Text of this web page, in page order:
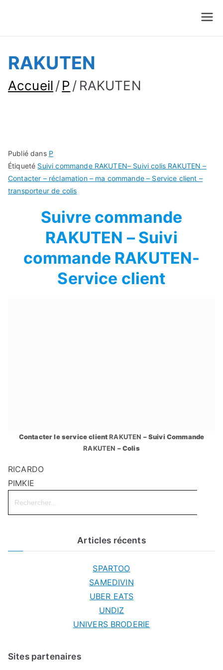
Suivre Colis - Suivre
Commande
RAKUTEN
Accueil P RAKUTEN
Publié dans P
Étiqueté Suivi commande RAKUTEN– Suivi colis RAKUTEN –
Contacter – réclamation – ma commande – Service client –
transporteur de colis
Suivre commande
RAKUTEN – Suivi
commande RAKUTEN-
Service client
Contacter le service clientRAKUTEN – Suivi Commande
RAKUTEN – Colis
RICARDO
PIMKIE
Search
for:
Articles récents
SPARTOO
SAMEDIVIN
UBER EATS
UNDIZ
UNIVERS BRODERIE
Sites partenaires